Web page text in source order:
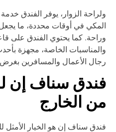
الزوار، يوفر الفندق خدمة
في أوقات محددة، ما يجعل
كما يحتوي الفندق على
الخاصة، مجهزة بأحدث
الأعمال والمسافرين بغرض
سناف إن
الخارج
سناف إن هو الخيار الأمثل